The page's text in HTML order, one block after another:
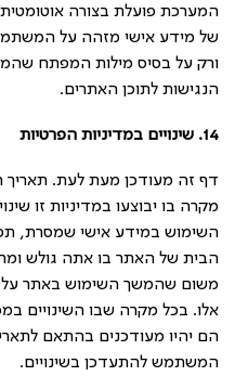
המערכת פועלת בצורה
של מידע אישי מזהה על
ורק על בסיס מילות המפתח
הנגישות לתוכן האתרים.
14
. שינויים במדיניות הפרטיות
דף זה מעודכן מעת לעת. תאריך
מקרה בו יבוצעו במדיניות זו
השימוש במידע אישי שמסרת,
הבית של האתר בו אתה גולש
משום שהמשך השימוש באתר על
אלו. בכל מקרה שבו השינויים
הם יהיו מעודכנים בהתאם
המשתמש להתעדכן בשינויים.